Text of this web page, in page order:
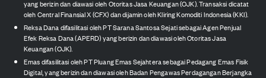
yang berizin dan diawasi oleh Otoritas Jasa Keuangan (OJK). Transaksi dicatat
oleh Central Finansial X (CFX) dan dijamin oleh Kliring Komoditi Indonesia (KKI).
Reksa Dana difasilitasi oleh PT Sarana Santosa Sejati sebagai Agen Penjual
Efek Reksa Dana (APERD) yang berizin dan diawasi oleh Otoritas Jasa
Keuangan (OJK).
Emas difasilitasi oleh PT Pluang Emas Sejahtera sebagai Pedagang Emas Fisik
Digital, yang berizin dan diawasi oleh Badan Pengawas Perdagangan Berjangka